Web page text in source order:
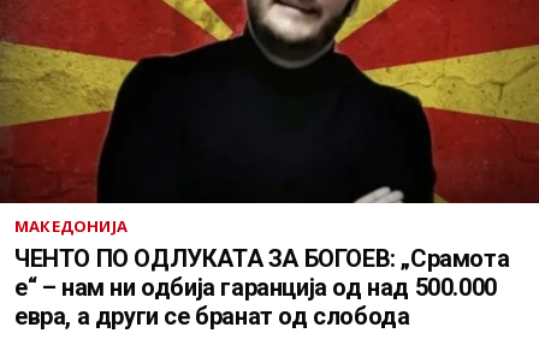
МАКЕДОНИЈА
ЧЕНТО ПО ОДЛУКАТА ЗА БОГОЕВ: „Срамота
е“ – нам ни одбија гаранција од над 500.000
евра, а други се бранат од слобода